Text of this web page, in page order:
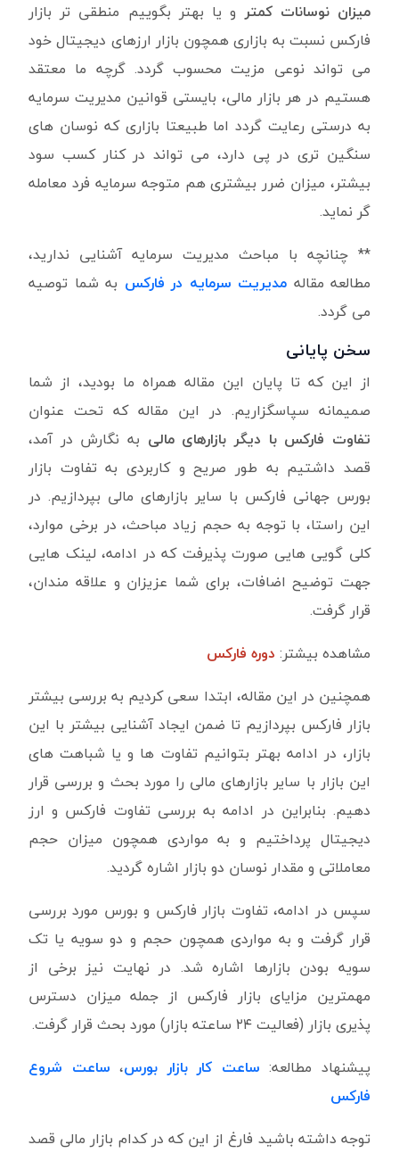
میزان نوسانات کمترو یا بهتر بگوییم منطقی تر بازار
فارکس نسبت به بازاری همچون بازار ارزهای دیجیتال خود
می تواند نوعی مزیت محسوب گردد. گرچه ما معتقد
هستیم در هر بازار مالی، بایستی قوانین مدیریت سرمایه
به درستی رعایت گردد اما طبیعتا بازاری که نوسان های
سنگین تری در پی دارد، می تواند در کنار کسب سود
بیشتر، میزان ضرر بیشتری هم متوجه سرمایه فرد معامله
گر نماید.
** چنانچه با مباحث مدیریت سرمایه آشنایی ندارید،
مطالعه مقاله مدیریت سرمایه در فارکس به شما توصیه
می گردد.
سخن پایانی
از این که تا پایان این مقاله همراه ما بودید، از شما
صمیمانه سپاسگزاریم. در این مقاله که تحت عنوان
تفاوت فارکس با دیگر بازارهای مالی به نگارش در آمد،
قصد داشتیم به طور صریح و کاربردی به تفاوت بازار
بورس جهانی فارکس با سایر بازارهای مالی بپردازیم. در
این راستا، با توجه به حجم زیاد مباحث، در برخی موارد،
کلی گویی هایی صورت پذیرفت که در ادامه، لینک هایی
جهت توضیح اضافات، برای شما عزیزان و علاقه مندان،
قرار گرفت.
مشاهده بیشتر: دوره فارکس
همچنین در این مقاله، ابتدا سعی کردیم به بررسی بیشتر
بازار فارکس بپردازیم تا ضمن ایجاد آشنایی بیشتر با این
بازار، در ادامه بهتر بتوانیم تفاوت ها و یا شباهت های
این بازار با سایر بازارهای مالی را مورد بحث و بررسی قرار
دهیم. بنابراین در ادامه به بررسی تفاوت فارکس و ارز
دیجیتال پرداختیم و به مواردی همچون میزان حجم
معاملاتی و مقدار نوسان دو بازار اشاره گردید.
سپس در ادامه، تفاوت بازار فارکس و بورس مورد بررسی
قرار گرفت و به مواردی همچون حجم و دو سویه یا تک
سویه بودن بازارها اشاره شد. در نهایت نیز برخی از
مهمترین مزایای بازار فارکس از جمله میزان دسترس
پذیری بازار (فعالیت ۲۴ ساعته بازار) مورد بحث قرار گرفت.
پیشنهاد مطالعه: ساعت کار بازار بورس، ساعت شروع
فارکس
توجه داشته باشید فارغ از این که در کدام بازار مالی قصد